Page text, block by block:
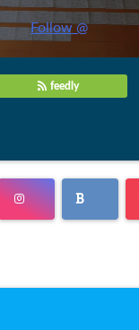
Follow @
feedly